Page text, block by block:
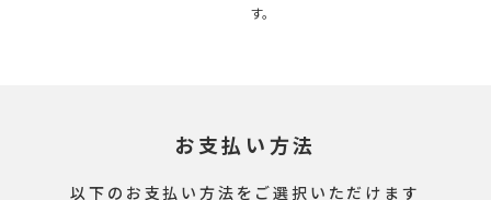
す。
お支払い方法
以下のお支払い方法をご選択いただけます